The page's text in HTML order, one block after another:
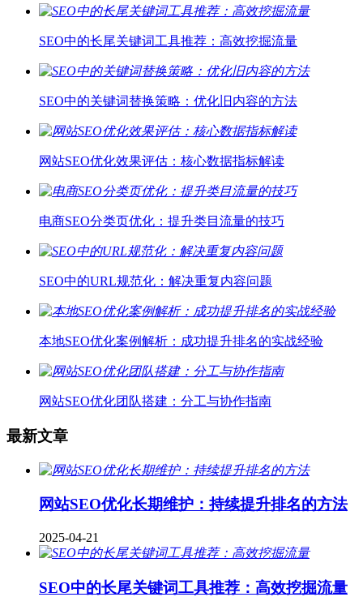
SEO中的长尾关键词工具推荐：高效挖掘流量
SEO中的关键词替换策略：优化旧内容的方法
网站SEO优化效果评估：核心数据指标解读
电商SEO分类页优化：提升类目流量的技巧
SEO中的URL规范化：解决重复内容问题
本地SEO优化案例解析：成功提升排名的实战经验
网站SEO优化团队搭建：分工与协作指南
最新文章
网站SEO优化长期维护：持续提升排名的方法
2025-04-21
SEO中的长尾关键词工具推荐：高效挖掘流量